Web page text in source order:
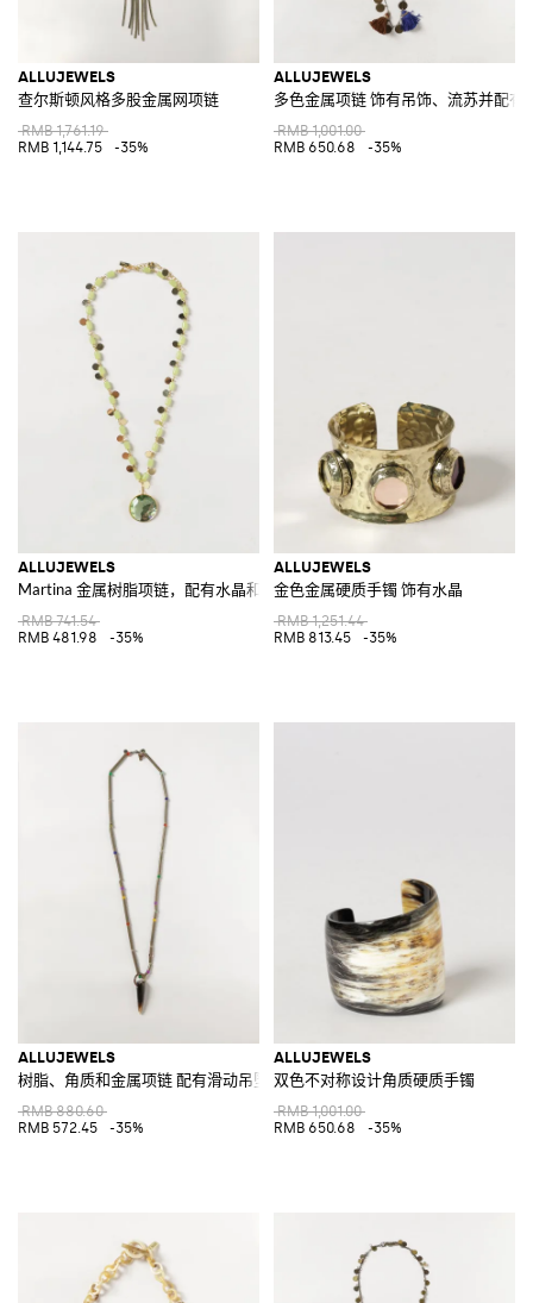
ALLUJEWELS
查尔斯顿风格多股金属网项链
RMB 1,761.19
RMB 1,144.75
-35%
ALLUJEWELS
多色金属项链 饰有吊饰、流苏并配有
RMB 1,001.00
RMB 650.68
-35%
ALLUJEWELS
Martina 金属树脂项链，配有水晶和吊饰
RMB 741.54
RMB 481.98
-35%
ALLUJEWELS
金色金属硬质手镯 饰有水晶
RMB 1,251.44
RMB 813.45
-35%
ALLUJEWELS
树脂、角质和金属项链 配有滑动吊坠
RMB 880.60
RMB 572.45
-35%
ALLUJEWELS
双色不对称设计角质硬质手镯
RMB 1,001.00
RMB 650.68
-35%